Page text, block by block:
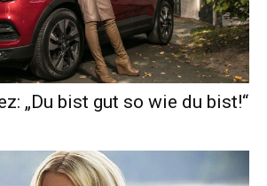
„Du bist gut so wie du bist!“